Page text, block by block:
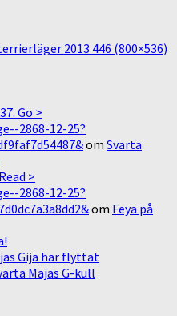
2013 446 (800×536)
Go >
2868-12-25?
om Svarta
>
2868-12-25?
om Feya på
Gija har flyttat
Majas G-kull